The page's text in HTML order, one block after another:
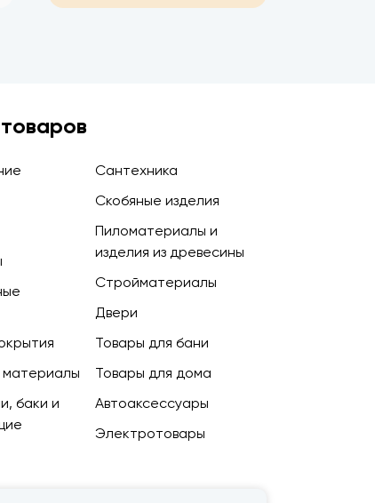
баки и
Сантехника
Скобяные изделия
Пиломатериалы и
изделия из древесины
Стройматериалы
Двери
Товары для бани
Товары для дома
Автоаксессуары
Электротовары